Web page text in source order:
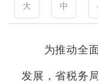
大 中
为推动全面
发展，省税务